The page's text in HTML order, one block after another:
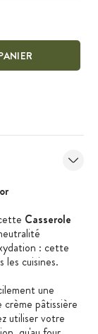
Casserole
: cette
cuisines.
une
pâtissière
utiliser votre